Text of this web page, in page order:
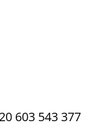
603 543 377